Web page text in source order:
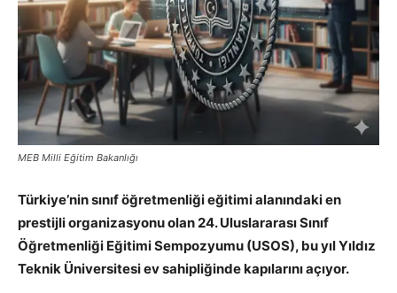
MEB Milli Eğitim Bakanlığı
Türkiye’nin sınıf öğretmenliği eğitimi alanındaki en
prestijli organizasyonu olan 24. Uluslararası Sınıf
Öğretmenliği Eğitimi Sempozyumu (USOS), bu yıl Yıldız
Teknik Üniversitesi ev sahipliğinde kapılarını açıyor.